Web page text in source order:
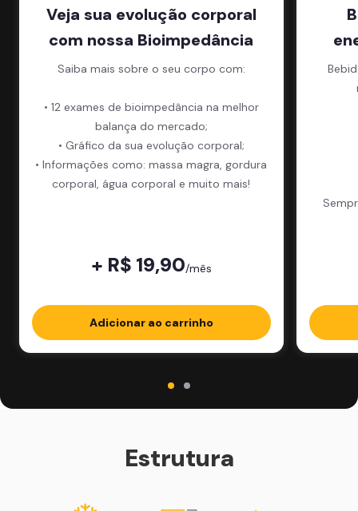
Veja sua evolução corporal
com nossa Bioimpedância
Saiba mais sobre o seu corpo com:
• 12 exames de bioimpedância na melhor
balança do mercado;
• Gráfico da sua evolução corporal;
• Informações como: massa magra, gordura
corporal, água corporal e muito mais!
+ R$ 19,90/mês
Adicionar ao carrinho
Estrutura